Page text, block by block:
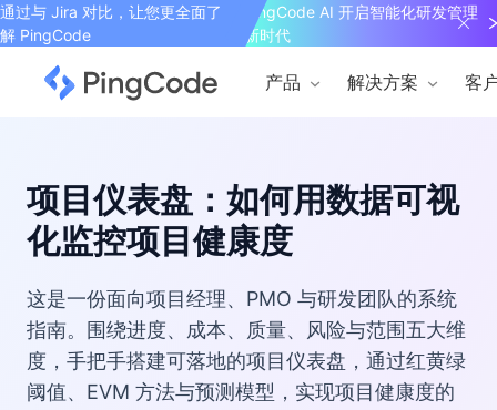
通过与 Jira 对比，让您更全面了
解 PingCode
PingCode AI 开启智能化研发管理
新时代
产品 解决方案 客
项目仪表盘：如何用数据可视
化监控项目健康度
这是一份面向项目经理、PMO 与研发团队的系统
指南。围绕进度、成本、质量、风险与范围五大维
度，手把手搭建可落地的项目仪表盘，通过红黄绿
阈值、EVM 方法与预测模型，实现项目健康度的